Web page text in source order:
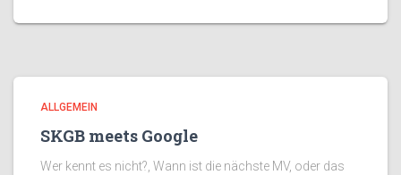
ALLGEMEIN
SKGB meets Google
Wer kennt es nicht?, Wann ist die nächste MV, oder das